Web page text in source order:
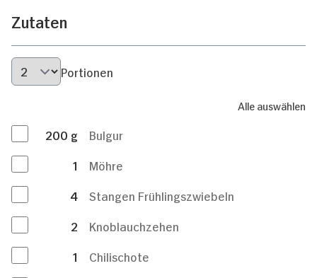
Zutaten
Portionen
Alle auswählen
200 g
Bulgur
1
Möhre
4
Stangen Frühlingszwiebeln
2
Knoblauchzehen
1
Chilischote